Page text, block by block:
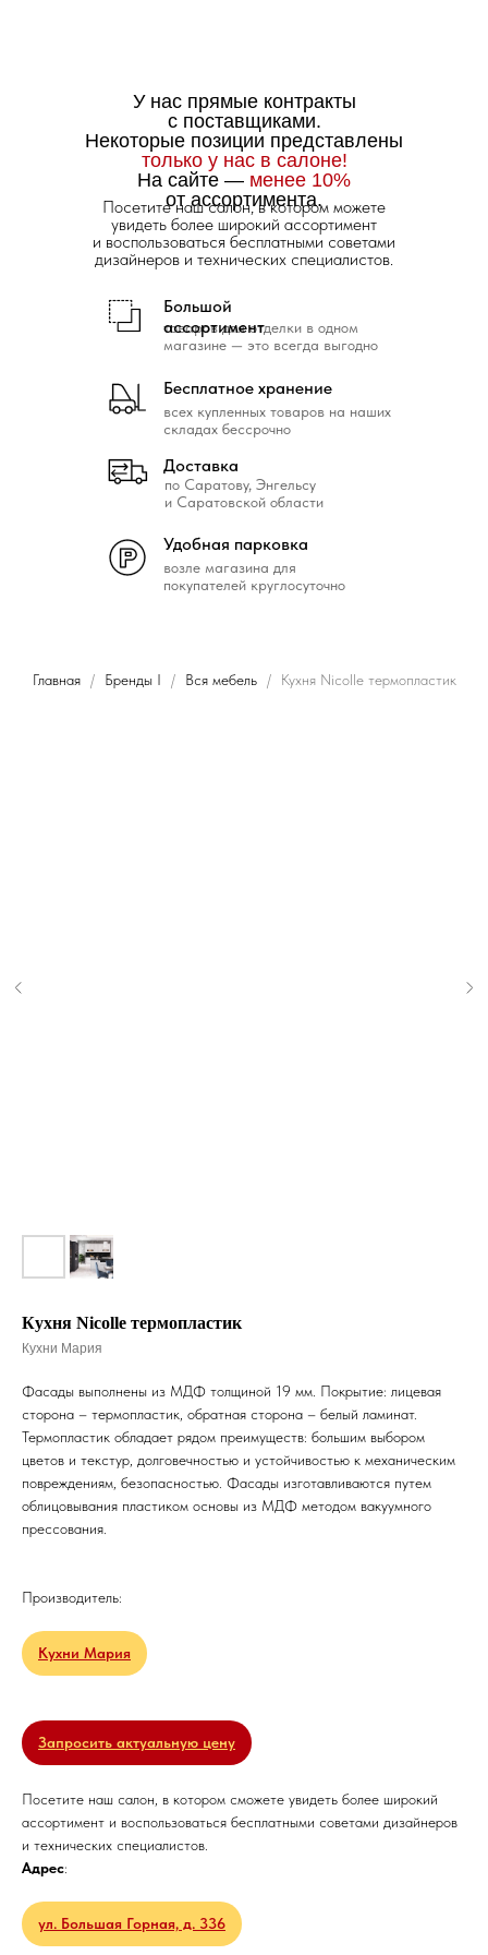
возле магазина для
покупателей круглосуточно
Удобная парковка
всех купленных товаров на наших
складах бессрочно
Бесплатное хранение
товаров для отделки в одном
магазине — это всегда выгодно
Большой
ассортимент
по Саратову, Энгельсу
и Саратовской области
Доставка
У нас прямые контракты
с поставщиками.
Некоторые позиции представлены
только у нас в салоне!
На сайте — менее 10%
от ассортимента.
Посетите наш салон, в котором можете
увидеть более широкий ассортимент
и воспользоваться бесплатными советами
дизайнеров и технических специалистов.
Главная Бренды I Вся мебель Кухня Nicolle термопластик
Кухня Nicolle термопластик
Кухни Мария
Фасады выполнены из МДФ толщиной 19 мм. Покрытие: лицевая
сторона – термопластик, обратная сторона – белый ламинат.
Термопластик обладает рядом преимуществ: большим выбором
цветов и текстур, долговечностью и устойчивостью к механическим
повреждениям, безопасностью. Фасады изготавливаются путем
облицовывания пластиком основы из МДФ методом вакуумного
прессования.
Производитель:
Кухни Мария
Запросить актуальную цену
Посетите наш салон, в котором сможете увидеть более широкий
ассортимент и воспользоваться бесплатными советами дизайнеров
и технических специалистов.
Адрес:
ул. Большая Горная, д. 336